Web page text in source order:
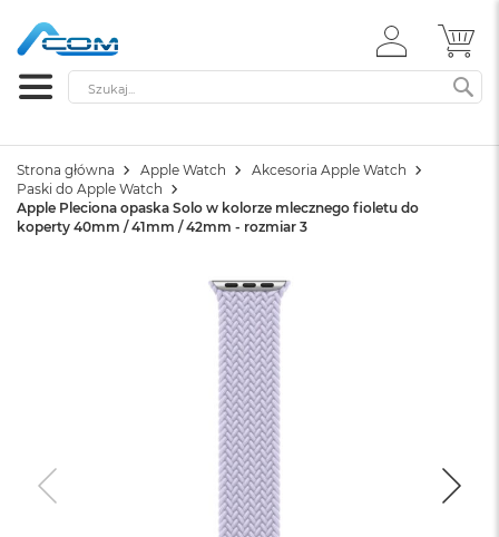
ZALOGUJ
SIĘ
Szukaj
Strona główna Apple Watch
Akcesoria Apple Watch
Paski do Apple Watch
Apple Pleciona opaska Solo w kolorze mlecznego fioletu do
koperty 40mm / 41mm / 42mm - rozmiar 3